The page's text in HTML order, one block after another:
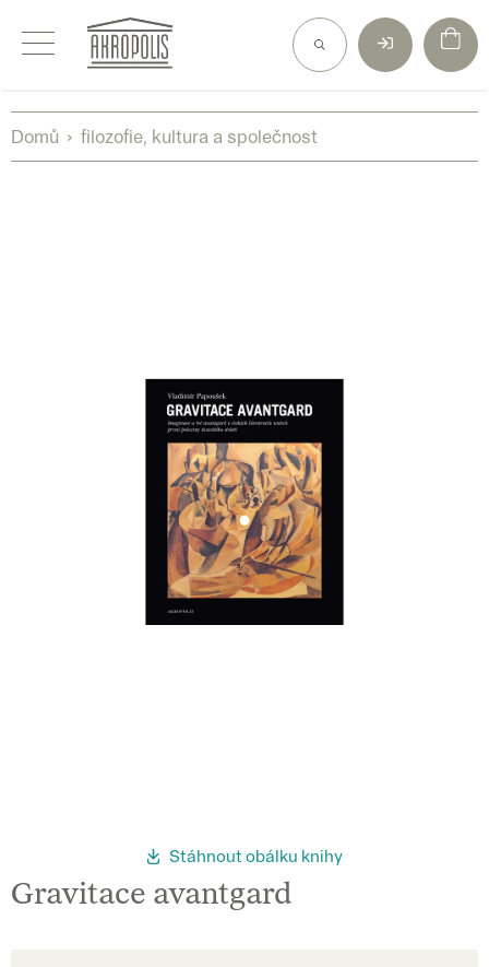
Domů filozofie, kultura a společnost
Stáhnout obálku knihy
Gravitace avantgard